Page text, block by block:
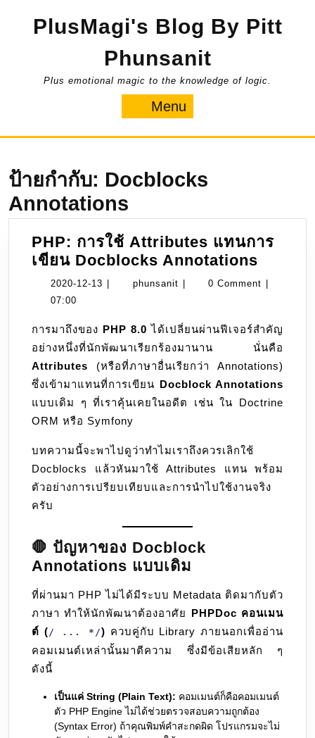
PlusMagi's Blog By Pitt
Phunsanit
Plus emotional magic to the knowledge of logic.
Menu
ป้ายกำกับ: Docblocks
Annotations
PHP: การใช้ Attributes แทนการ
เขียน Docblocks Annotations
การ
แทน
การ
เขียน
2020-12-13 2020- phunsanit phunsanit0 Comment
07:00
การมาถึงของ PHP 8.0 ได้เปลี่ยนผ่านฟีเจอร์สำคัญ
อย่างหนึ่งที่นักพัฒนาเรียกร้องมานาน นั่นคือ
Attributes (หรือที่ภาษาอื่นเรียกว่า Annotations)
ซึ่งเข้ามาแทนที่การเขียน Docblock Annotations
แบบเดิม ๆ ที่เราคุ้นเคยในอดีต เช่น ใน Doctrine
ORM หรือ Symfony
บทความนี้จะพาไปดูว่าทำไมเราถึงควรเลิกใช้
Docblocks แล้วหันมาใช้ Attributes แทน พร้อม
ตัวอย่างการเปรียบเทียบและการนำไปใช้งานจริง
ครับ
🛑 ปัญหาของ Docblock
Annotations แบบเดิม
ที่ผ่านมา PHP ไม่ได้มีระบบ Metadata ติดมากับตัว
ภาษา ทำให้นักพัฒนาต้องอาศัย PHPDoc คอนเมน
ต์ (/ ... */) ควบคู่กับ Library ภายนอกเพื่ออ่าน
คอมเมนต์เหล่านั้นมาตีความ ซึ่งมีข้อเสียหลัก ๆ
ดังนี้
เป็นแค่ String (Plain Text): คอมเมนต์ก็คือคอมเมนต์
ตัว PHP Engine ไม่ได้ช่วยตรวจสอบความถูกต้อง
(Syntax Error) ถ้าคุณพิมพ์คำสะกดผิด โปรแกรมจะไม่